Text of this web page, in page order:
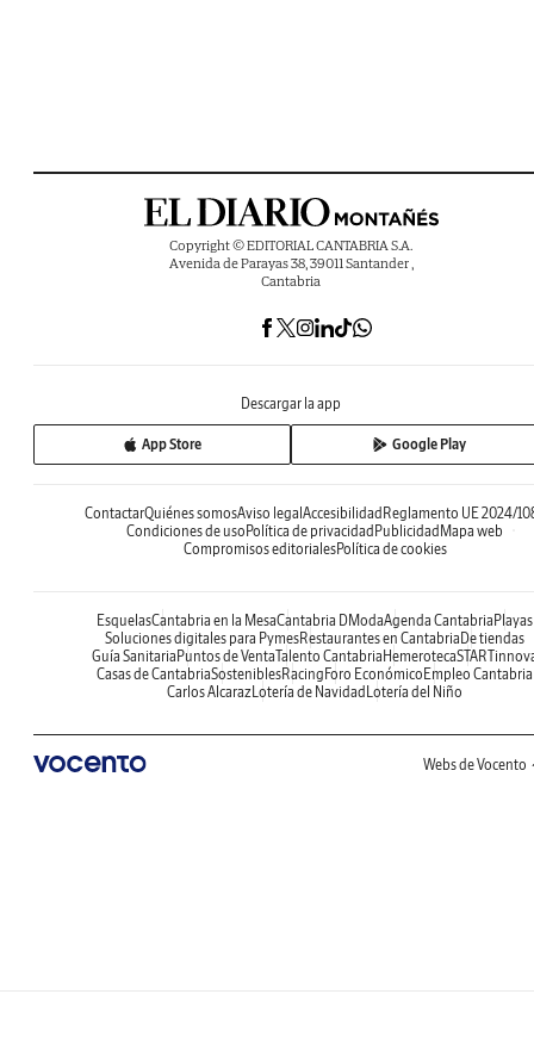
Copyright © EDITORIAL CANTABRIA S.A.
Avenida de Parayas 38, 39011 Santander ,
Cantabria
Descargar la app
App Store Google Play
ContactarQuiénes somosAviso legalAccesibilidadReglamento UE 2024/
Condiciones de usoPolítica de privacidadPublicidadMapa web
Compromisos editorialesPolítica de cookies
EsquelasCantabria en la MesaCantabria DModaAgenda CantabriaPlayas
Soluciones digitales para PymesRestaurantes en CantabriaDe tiendas
Guía SanitariaPuntos de VentaTalento CantabriaHemeroteca
Casas de CantabriaSosteniblesRacingForo EconómicoEmpleo Cantabria
Carlos AlcarazLotería de NavidadLotería del Niño
Webs de Vocento